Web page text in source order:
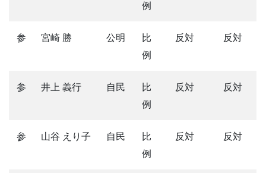
例
参 宮崎 勝 公明
比
例
反対 反対
参 井上 義行 自民
比
例
反対 反対
参 山谷 えり子 自民
比
例
反対 反対